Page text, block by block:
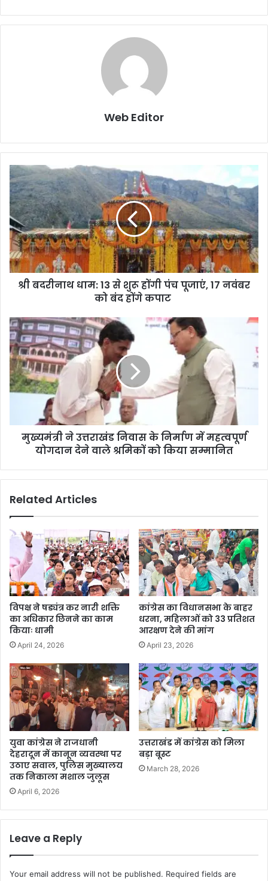
Web Editor
श्री बदरीनाथ धाम: 13 से शुरू होंगी पंच पूजाएं, 17 नवंबर
को बंद होंगे कपाट
मुख्यमंत्री ने उत्तराखंड निवास के निर्माण में महत्वपूर्ण
योगदान देने वाले श्रमिकों को किया सम्मानित
Related Articles
विपक्ष ने षड्यंत्र कर नारी शक्ति
का अधिकार छिनने का काम
कियाः धामी
April 24, 2026
कांग्रेस का विधानसभा के बाहर
धरना, महिलाओं को 33 प्रतिशत
आरक्षण देने की मांग
April 23, 2026
युवा कांग्रेस ने राजधानी
देहरादून में कानून व्यवस्था पर
उठाए सवाल, पुलिस मुख्यालय
तक निकाला मशाल जुलूस
April 6, 2026
उत्तराखंड में कांग्रेस को मिला
बड़ा बूस्ट
March 28, 2026
Leave a Reply
Your email address will not be published. Required fields are